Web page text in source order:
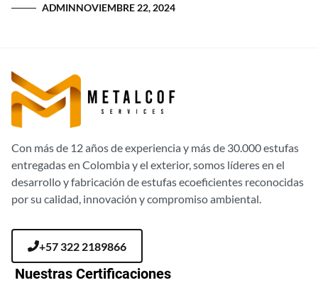
ADMINNOVIEMBRE 22, 2024
Con más de 12 años de experiencia y más de 30.000 estufas
entregadas en Colombia y el exterior, somos líderes en el
desarrollo y fabricación de estufas ecoeficientes reconocidas
por su calidad, innovación y compromiso ambiental.
+57 322 2189866
Nuestras Certificaciones